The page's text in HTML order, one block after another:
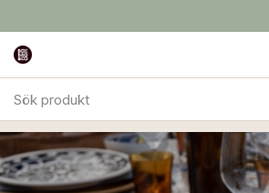
produktDukade Bordet